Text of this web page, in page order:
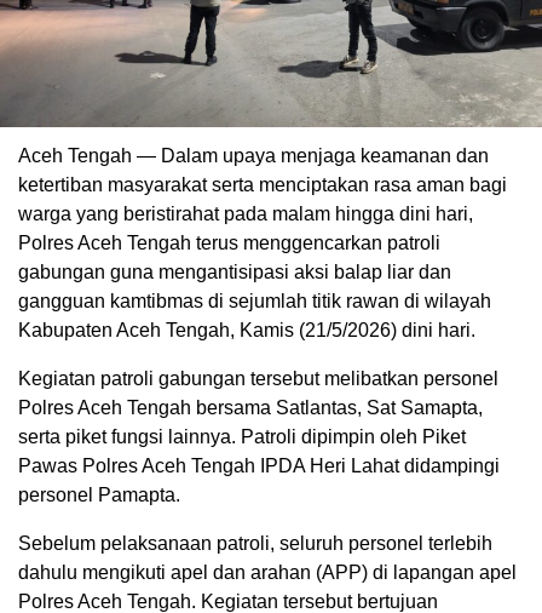
Aceh Tengah — Dalam upaya menjaga keamanan dan
ketertiban masyarakat serta menciptakan rasa aman bagi
warga yang beristirahat pada malam hingga dini hari,
Polres Aceh Tengah terus menggencarkan patroli
gabungan guna mengantisipasi aksi balap liar dan
gangguan kamtibmas di sejumlah titik rawan di wilayah
Kabupaten Aceh Tengah, Kamis (21/5/2026) dini hari.
Kegiatan patroli gabungan tersebut melibatkan personel
Polres Aceh Tengah bersama Satlantas, Sat Samapta,
serta piket fungsi lainnya. Patroli dipimpin oleh Piket
Pawas Polres Aceh Tengah IPDA Heri Lahat didampingi
personel Pamapta.
Sebelum pelaksanaan patroli, seluruh personel terlebih
dahulu mengikuti apel dan arahan (APP) di lapangan apel
Polres Aceh Tengah. Kegiatan tersebut bertujuan